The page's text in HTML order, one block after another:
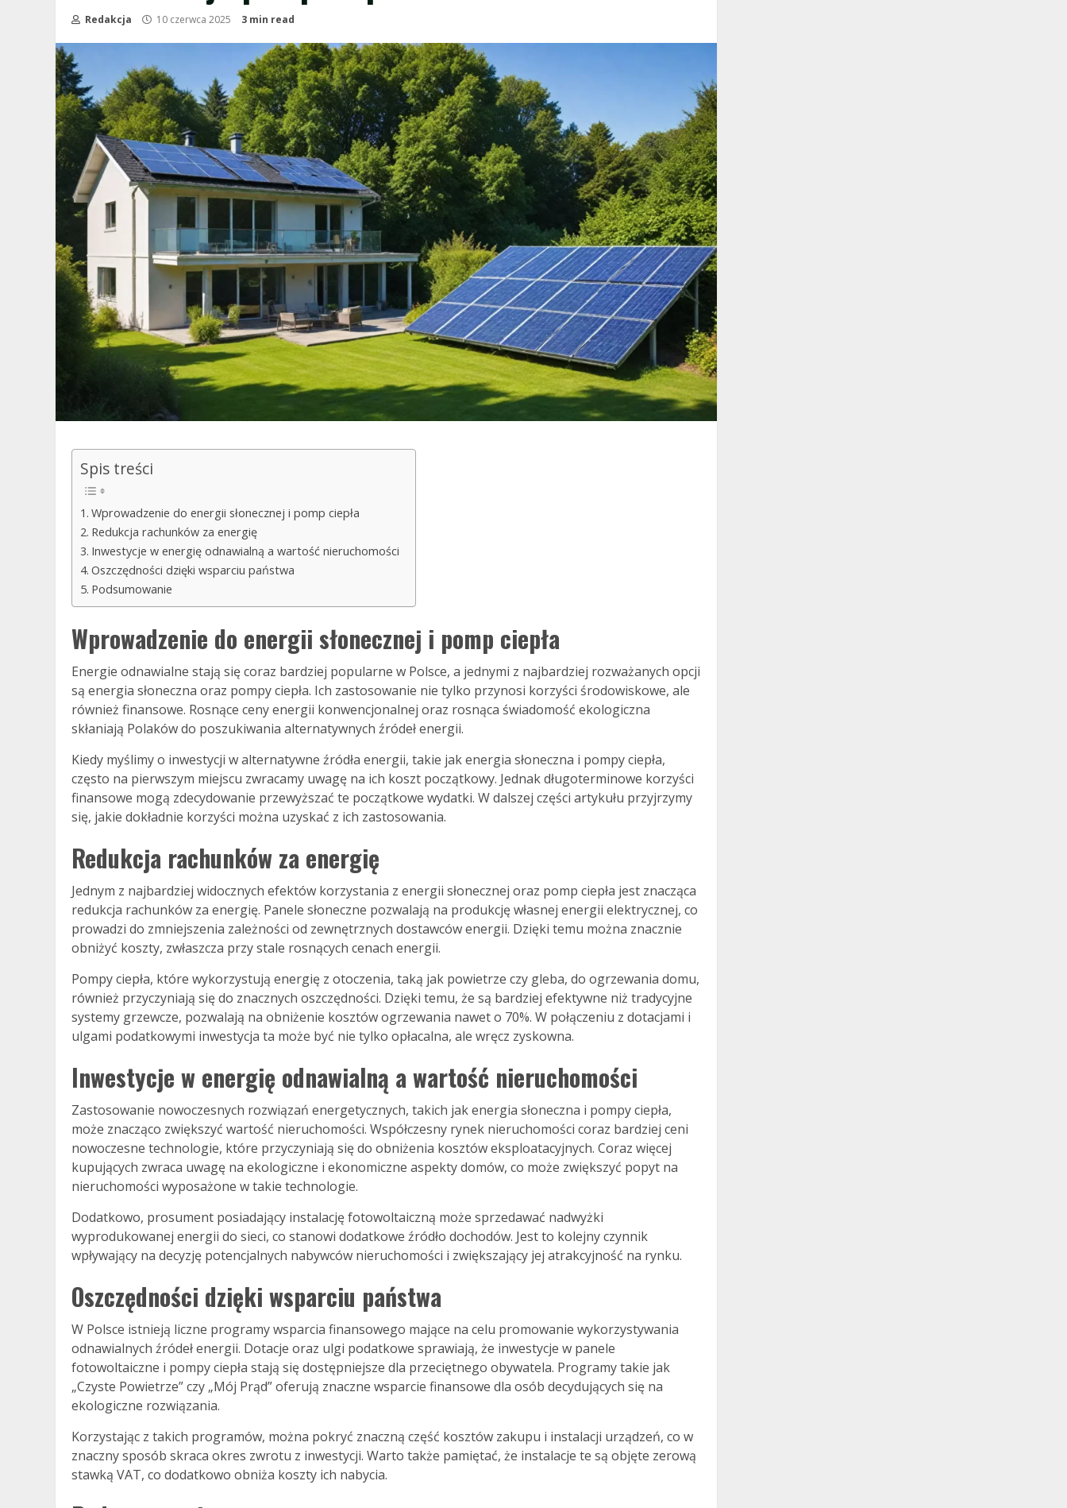
Redakcja 10 czerwca 2025 3 min read
Spis treści
Wprowadzenie do energii słonecznej i pomp ciepła
Redukcja rachunków za energię
Inwestycje w energię odnawialną a wartość nieruchomości
Oszczędności dzięki wsparciu państwa
Podsumowanie
Wprowadzenie do energii słonecznej i pomp ciepła
Energie odnawialne stają się coraz bardziej popularne w Polsce, a jednymi z najbardziej rozważanych opcji
są energia słoneczna oraz pompy ciepła. Ich zastosowanie nie tylko przynosi korzyści środowiskowe, ale
również finansowe. Rosnące ceny energii konwencjonalnej oraz rosnąca świadomość ekologiczna
skłaniają Polaków do poszukiwania alternatywnych źródeł energii.
Kiedy myślimy o inwestycji w alternatywne źródła energii, takie jak energia słoneczna i pompy ciepła,
często na pierwszym miejscu zwracamy uwagę na ich koszt początkowy. Jednak długoterminowe korzyści
finansowe mogą zdecydowanie przewyższać te początkowe wydatki. W dalszej części artykułu przyjrzymy
się, jakie dokładnie korzyści można uzyskać z ich zastosowania.
Redukcja rachunków za energię
Jednym z najbardziej widocznych efektów korzystania z energii słonecznej oraz pomp ciepła jest znacząca
redukcja rachunków za energię. Panele słoneczne pozwalają na produkcję własnej energii elektrycznej, co
prowadzi do zmniejszenia zależności od zewnętrznych dostawców energii. Dzięki temu można znacznie
obniżyć koszty, zwłaszcza przy stale rosnących cenach energii.
Pompy ciepła, które wykorzystują energię z otoczenia, taką jak powietrze czy gleba, do ogrzewania domu,
również przyczyniają się do znacznych oszczędności. Dzięki temu, że są bardziej efektywne niż tradycyjne
systemy grzewcze, pozwalają na obniżenie kosztów ogrzewania nawet o 70%. W połączeniu z dotacjami i
ulgami podatkowymi inwestycja ta może być nie tylko opłacalna, ale wręcz zyskowna.
Inwestycje w energię odnawialną a wartość nieruchomości
Zastosowanie nowoczesnych rozwiązań energetycznych, takich jak energia słoneczna i pompy ciepła,
może znacząco zwiększyć wartość nieruchomości. Współczesny rynek nieruchomości coraz bardziej ceni
nowoczesne technologie, które przyczyniają się do obniżenia kosztów eksploatacyjnych. Coraz więcej
kupujących zwraca uwagę na ekologiczne i ekonomiczne aspekty domów, co może zwiększyć popyt na
nieruchomości wyposażone w takie technologie.
Dodatkowo, prosument posiadający instalację fotowoltaiczną może sprzedawać nadwyżki
wyprodukowanej energii do sieci, co stanowi dodatkowe źródło dochodów. Jest to kolejny czynnik
wpływający na decyzję potencjalnych nabywców nieruchomości i zwiększający jej atrakcyjność na rynku.
Oszczędności dzięki wsparciu państwa
W Polsce istnieją liczne programy wsparcia finansowego mające na celu promowanie wykorzystywania
odnawialnych źródeł energii. Dotacje oraz ulgi podatkowe sprawiają, że inwestycje w panele
fotowoltaiczne i pompy ciepła stają się dostępniejsze dla przeciętnego obywatela. Programy takie jak
„Czyste Powietrze” czy „Mój Prąd” oferują znaczne wsparcie finansowe dla osób decydujących się na
ekologiczne rozwiązania.
Korzystając z takich programów, można pokryć znaczną część kosztów zakupu i instalacji urządzeń, co w
znaczny sposób skraca okres zwrotu z inwestycji. Warto także pamiętać, że instalacje te są objęte zerową
stawką VAT, co dodatkowo obniża koszty ich nabycia.